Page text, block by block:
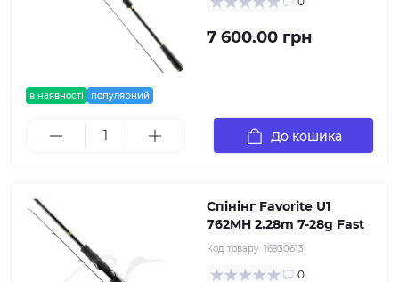
в наявності популярний
7 600.00 грн
До кошика
Спінінг Favorite U1
762MH 2.28m 7-28g Fast
Код товару: 16930613
0